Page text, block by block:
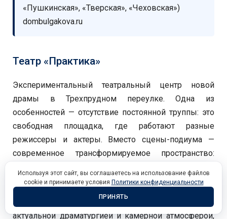
«Пушкинская», «Тверская», «Чеховская»)
dombulgakova.ru
Театр «Практика»
Экспериментальный театральный центр новой
драмы в Трехпрудном переулке. Одна из
особенностей — отсутствие постоянной труппы: это
свободная площадка, где работают разные
режиссеры и актеры. Вместо сцены-подиума —
современное трансформируемое пространство:
расположены как угодно по задумке режиссера.
Сюда идут за нестандартными постановками,
актуальной драматургией и камерной атмосферой,
Используя этот сайт, вы соглашаетесь на использование файлов
cookie и принимаете условия Политики конфиденциальности
ПРИНЯТЬ